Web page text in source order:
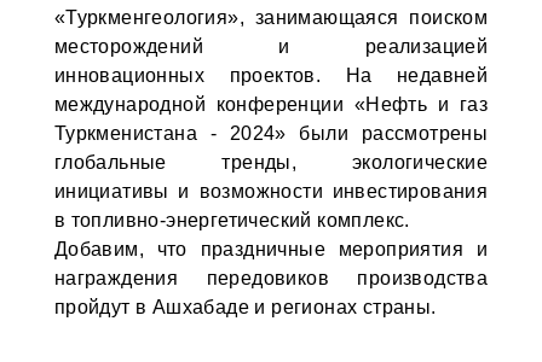
«Туркменгеология», занимающаяся поиском
месторождений и реализацией
инновационных проектов. На недавней
международной конференции «Нефть и газ
Туркменистана - 2024» были рассмотрены
глобальные тренды, экологические
инициативы и возможности инвестирования
в топливно-энергетический комплекс.
Добавим, что праздничные мероприятия и
награждения передовиков производства
пройдут в Ашхабаде и регионах страны.